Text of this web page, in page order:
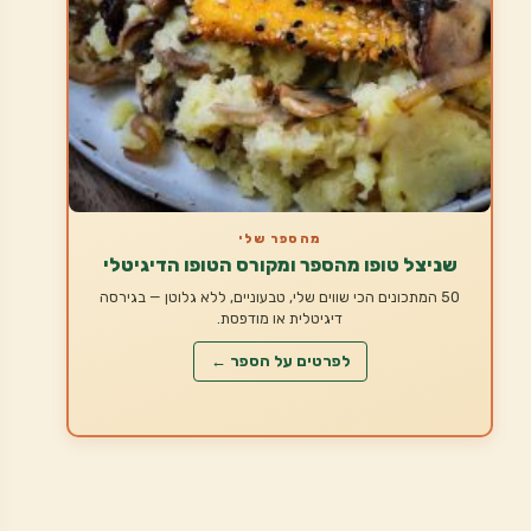
מהספר שלי
שניצל טופו מהספר ומקורס הטופו הדיגיטלי
50 המתכונים הכי שווים שלי, טבעוניים, ללא גלוטן — בגירסה
דיגיטלית או מודפסת.
לפרטים על הספר ←